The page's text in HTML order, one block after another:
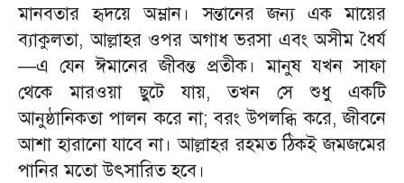
মানবতার হৃদয়ে অম্লান। সন্তানের জন্য এক মায়ের
ব্যাকুলতা, আল্লাহর ওপর অগাধ ভরসা এবং অসীম ধৈর্য
—এ যেন ঈমানের জীবন্ত প্রতীক। মানুষ যখন সাফা
থেকে মারওয়া ছুটে যায়, তখন সে শুধু একটি
আনুষ্ঠানিকতা পালন করে না; বরং উপলব্ধি করে, জীবনে
আশা হারানো যাবে না। আল্লাহর রহমত ঠিকই জমজমের
পানির মতো উৎসারিত হবে।